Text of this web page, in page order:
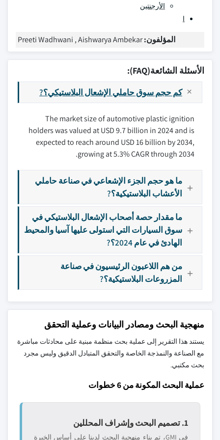
الأرجنتين
ا
المؤلفون:Preeti Wadhwani , Aishwarya Ambekar
الأسئلة الشائعة(FAQ):
كم حجم سوق حاملي الإشعال البلاستيكي؟?
The market size of automotive plastic ignition
holders was valued at USD 9.7 billion in 2024 and is
expected to reach around USD 16 billion by 2034,
growing at 5.3% CAGR through 2034.
ما هو حجم الجزء الإشعاعي في صناعة حاملي
الأعشاب البلاستيكية؟?
ما مقدار حصة أصحاب الإشعال البلاستيكي في
سوق السيارات التي استولى عليها آسيا والمحيط
الهادئ في عام 2024؟?
من هم اللاعبون الرئيسيون في صناعة
المزروعات البلاستيكية؟?
منهجية البحث ومصادر البيانات وعملية التحقق
يستند هذا التقرير إلى عملية بحث منظمة مبنية على محادثات مباشرة
مع الصناعة والنمذجة الخاصة والتحقق المتبادل الدقيق وليس مجرد
بحث مكتبي.
عملية البحث المكونة من 6 خطوات
1. تصميم البحث وإشراف المحللين
في GMI، تم بناء منهجية البحث لدينا على أساس الخبرة